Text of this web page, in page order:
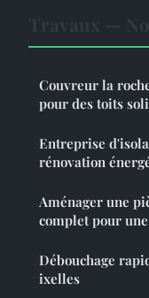
Couvreur la
pour des toits
Entreprise
rénovation
Aménager une
complet pour
Débouchage
ixelles